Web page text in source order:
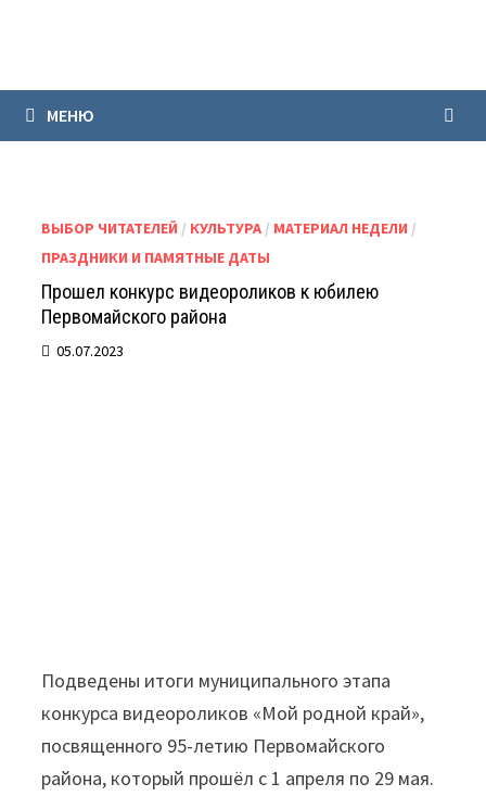
МЕНЮ
ВЫБОР ЧИТАТЕЛЕЙ / КУЛЬТУРА / МАТЕРИАЛ НЕДЕЛИ /
ПРАЗДНИКИ И ПАМЯТНЫЕ ДАТЫ
Прошел конкурс видеороликов к юбилею
Первомайского района
05.07.2023
Подведены итоги муниципального этапа
конкурса видеороликов «Мой родной край»,
посвященного 95-летию Первомайского
района, который прошёл с 1 апреля по 29 мая.